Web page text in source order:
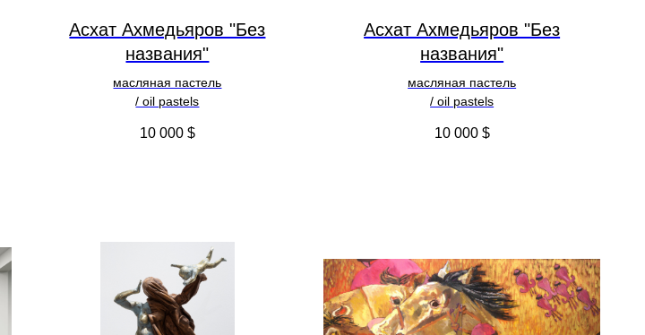
Асхат Ахмедьяров "Без
названия"
масляная пастель
/ oil pastels
10 000 $
Асхат Ахмедьяров "Без
названия"
масляная пастель
/ oil pastels
10 000 $